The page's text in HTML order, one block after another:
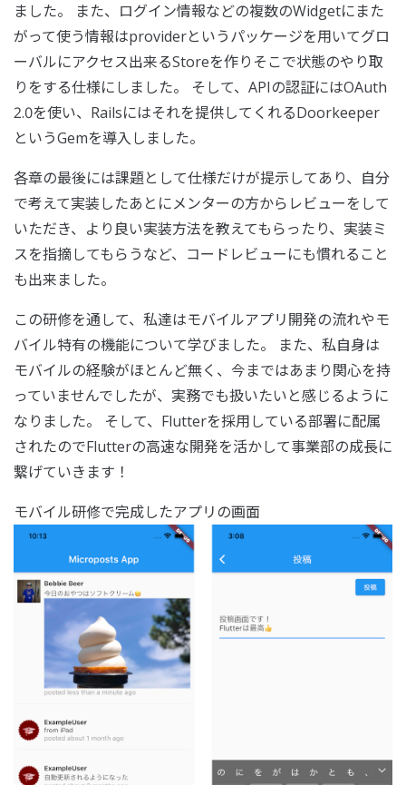
ました。 また、ログイン情報などの複数のWidgetにまた
がって使う情報はproviderというパッケージを用いてグロ
ーバルにアクセス出来るStoreを作りそこで状態のやり取
りをする仕様にしました。 そして、APIの認証にはOAuth
2.0を使い、Railsにはそれを提供してくれるDoorkeeper
というGemを導入しました。
各章の最後には課題として仕様だけが提示してあり、自分
で考えて実装したあとにメンターの方からレビューをして
いただき、より良い実装方法を教えてもらったり、実装ミ
スを指摘してもらうなど、コードレビューにも慣れること
も出来ました。
この研修を通して、私達はモバイルアプリ開発の流れやモ
バイル特有の機能について学びました。 また、私自身は
モバイルの経験がほとんど無く、今まではあまり関心を持
っていませんでしたが、実務でも扱いたいと感じるように
なりました。 そして、Flutterを採用している部署に配属
されたのでFlutterの高速な開発を活かして事業部の成長に
繋げていきます！
モバイル研修で完成したアプリの画面